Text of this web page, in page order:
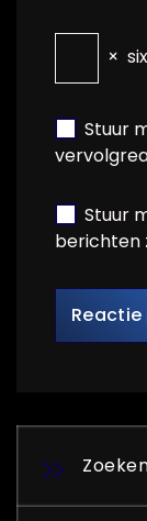
× six
Stuur
Stuur
berichten